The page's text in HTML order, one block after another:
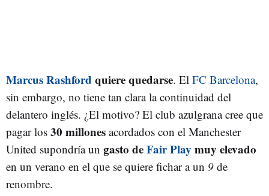
Marcus Rashford quiere quedarse. El FC Barcelona,
sin embargo, no tiene tan clara la continuidad del
delantero inglés. ¿El motivo? El club azulgrana cree que
pagar los 30 millones acordados con el Manchester
United supondría un gasto deFair Play muy elevado
en un verano en el que se quiere fichar a un 9 de
renombre.